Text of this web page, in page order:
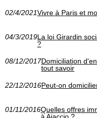
02/4/2021Vivre à Paris et
04/3/2019La loi Girardin
?
08/12/2017Domiciliation
tout savoir
22/12/2016Peut-on
01/11/2016Quelles offres